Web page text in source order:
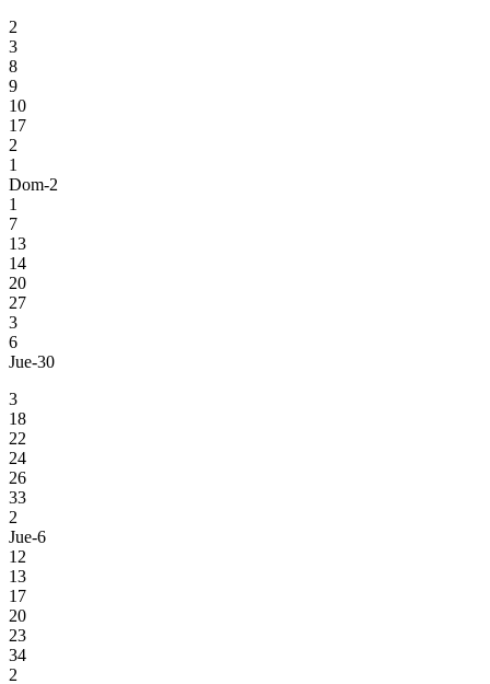
2
3
8
9
10
17
2
1
Dom-2
1
7
13
14
20
27
3
6
Jue-30
3
18
22
24
26
33
2
Jue-6
12
13
17
20
23
34
2